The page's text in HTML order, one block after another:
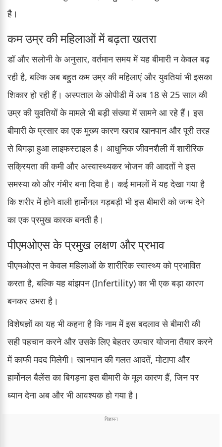
है।
कम उम्र की महिलाओं में बढ़ता खतरा
डॉ और सलोनी के अनुसार, वर्तमान समय में यह बीमारी न केवल बढ़
रही है, बल्कि अब बहुत कम उम्र की महिलाएं और युवतियां भी इसका
शिकार हो रही हैं। अस्पताल के ओपीडी में अब 18 से 25 साल की
उम्र की युवतियों के मामले भी बड़ी संख्या में सामने आ रहे हैं। इस
बीमारी के प्रसार का एक मुख्य कारण खराब खानपान और पूरी तरह
से बिगड़ा हुआ लाइफस्टाइल है। आधुनिक जीवनशैली में शारीरिक
सक्रियता की कमी और अस्वास्थ्यकर भोजन की आदतों ने इस
समस्या को और गंभीर बना दिया है। कई मामलों में यह देखा गया है
कि शरीर में होने वाली हार्मोनल गड़बड़ी भी इस बीमारी को जन्म देने
का एक प्रमुख कारक बनती है।
पीएमओएस के प्रमुख लक्षण और प्रभाव
पीएमओएस न केवल महिलाओं के शारीरिक स्वास्थ्य को प्रभावित
करता है, बल्कि यह बांझपन (Infertility) का भी एक बड़ा कारण
बनकर उभरा है।
विशेषज्ञों का यह भी कहना है कि नाम में इस बदलाव से बीमारी की
सही पहचान करने और उसके लिए बेहतर उपचार योजना तैयार करने
में काफी मदद मिलेगी। खानपान की गलत आदतें, मोटापा और
हार्मोनल बैलेंस का बिगड़ना इस बीमारी के मूल कारण हैं, जिन पर
ध्यान देना अब और भी आवश्यक हो गया है।